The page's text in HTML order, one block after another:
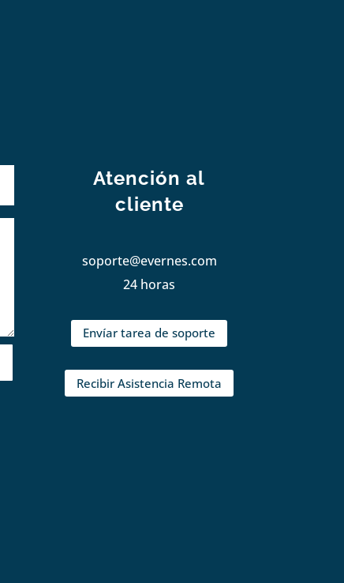
Atención al
cliente
soporte@evernes.com
24 horas
Envíar tarea de soporte
Recibir Asistencia Remota